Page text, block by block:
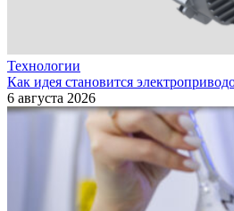
Технологии
Как идея становится
6 августа 2026